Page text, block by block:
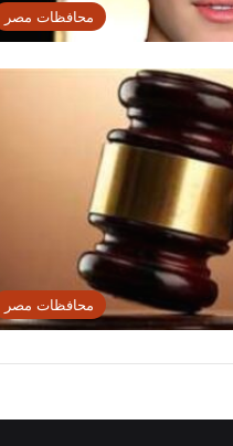
محافظات مصر
محافظات مصر